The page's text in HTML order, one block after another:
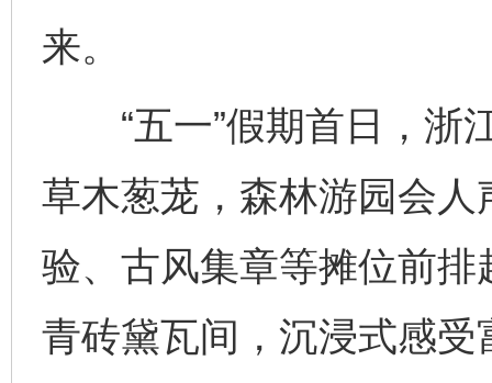
来。
“五一”假期首日，浙
草木葱茏，森林游园会
验、古风集章等摊位前
青砖黛瓦间，沉浸式感